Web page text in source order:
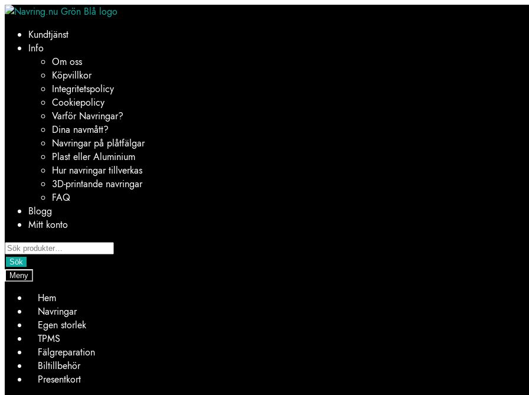
Hoppa
navigering
Hoppa
innehållKundtjänst
Info
Om oss
Köpvillkor
Integritetspolicy
Cookiepolicy
Varför Navringar?
Dina navmått?
Navringar på plåtfälgar
Plast eller Aluminium
Hur navringar tillverkas
3D-printande navringar
FAQ
Blogg
Mitt konto
Products
search
Sök
Meny
Hem
Navringar
Egen storlek
TPMS
Fälgreparation
Biltillbehör
Presentkort